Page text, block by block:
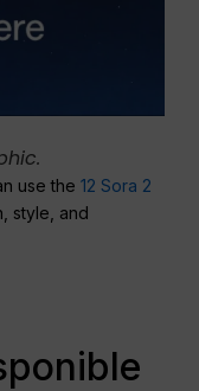
use the12 Sora 2
style, and